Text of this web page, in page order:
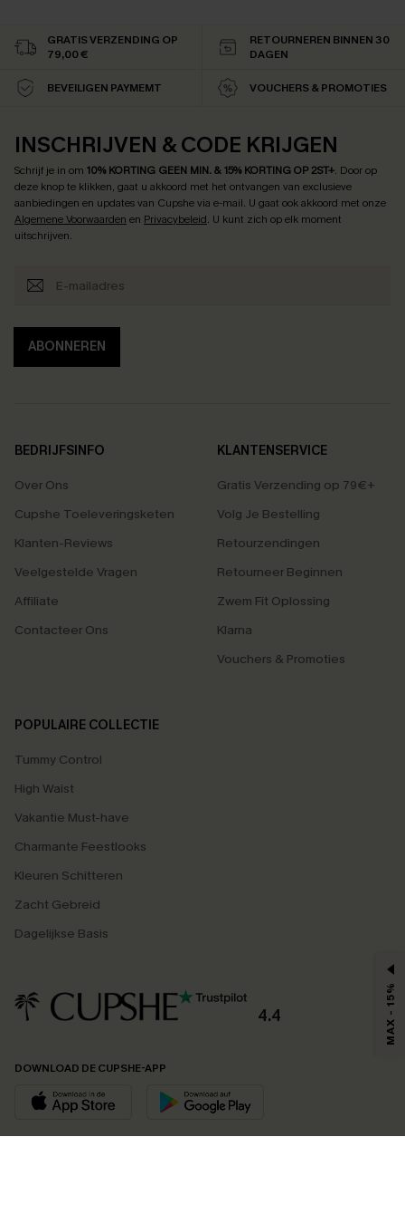
GRATIS VERZENDING OP
79,00 €
RETOURNEREN BINNEN 30
DAGEN
BEVEILIGEN PAYMEMT VOUCHERS & PROMOTIES
INSCHRIJVEN & CODE KRIJGEN
Schrijf je in om 10% KORTING GEEN MIN. & 15% KORTING OP 2ST+. Door op
deze knop te klikken, gaat u akkoord met het ontvangen van exclusieve
aanbiedingen en updates van Cupshe via e-mail. U gaat ook akkoord met onze
Algemene Voorwaarden en Privacybeleid. U kunt zich op elk moment
uitschrijven.
ABONNEREN
BEDRIJFSINFO
Over Ons
Cupshe Toeleveringsketen
Klanten-Reviews
Veelgestelde Vragen
Affiliate
Contacteer Ons
KLANTENSERVICE
Gratis Verzending op 79€+
Volg Je Bestelling
Retourzendingen
Retourneer Beginnen
Zwem Fit Oplossing
Klarna
Vouchers & Promoties
POPULAIRE COLLECTIE
Tummy Control
High Waist
Vakantie Must-have
Charmante Feestlooks
Kleuren Schitteren
Zacht Gebreid
Dagelijkse Basis
4.4
DOWNLOAD DE CUPSHE-APP
MAX - 15%